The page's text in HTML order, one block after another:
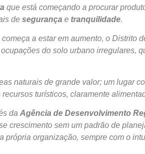
que está começando a procurar
de segurança e tranquilidade.
a estar em aumento, o
do solo urbano irregulares,
naturais de grande valor; um lugar
turísticos, claramente
da Agência de Desenvolvimento
crescimento sem um padrão de
própria organização, sempre com o